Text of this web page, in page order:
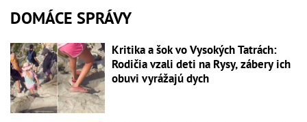
DOMÁCE SPRÁVY
Kritika a šok vo Vysokých Tatrách:
Rodičia vzali deti na Rysy, zábery ich
obuvi vyrážajú dych